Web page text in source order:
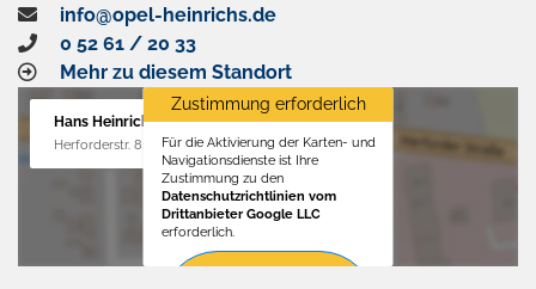
info@opel-heinrichs.de
0 52 61 / 20 33
Mehr zu diesem Standort
Hans Heinrichs GmbH
Herforderstr. 81, 32657 Lemgo
Zustimmung erforderlich
Für die Aktivierung der Karten- und
Navigationsdienste ist Ihre
Zustimmung zu den
Datenschutzrichtlinien vom
Drittanbieter Google LLC
erforderlich.